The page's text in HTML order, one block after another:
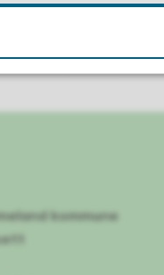
Ja Nei
kommune